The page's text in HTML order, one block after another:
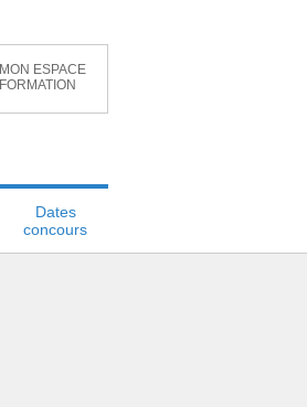
MON ESPACE
FORMATION
Dates
concours